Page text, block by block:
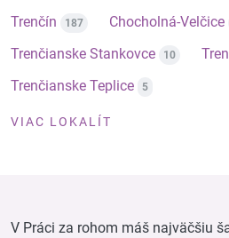
Trenčín 187 Chocholná-Velčice
Trenčianske Stankovce 10
Trenčianske Teplice 5
VIAC LOKALÍT
V Práci za rohom máš najväčšiu